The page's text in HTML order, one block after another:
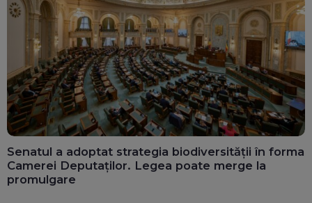
Senatul a adoptat strategia biodiversității în forma
Camerei Deputaților. Legea poate merge la
promulgare